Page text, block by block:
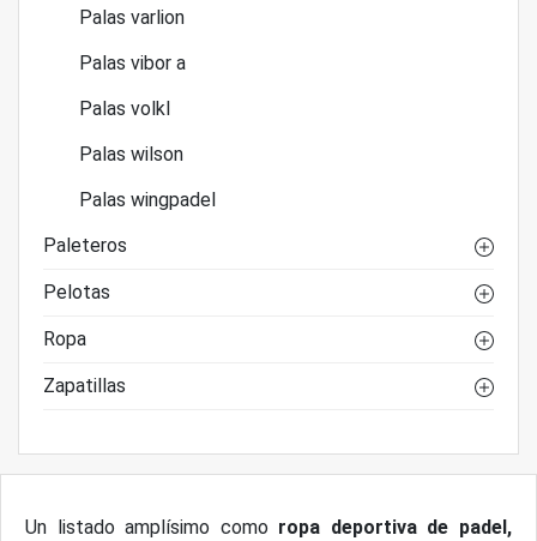
Palas varlion
Palas vibor a
Palas volkl
Palas wilson
Palas wingpadel
Paleteros
Pelotas
Ropa
Zapatillas
Un listado amplísimo como ropa deportiva de padel,